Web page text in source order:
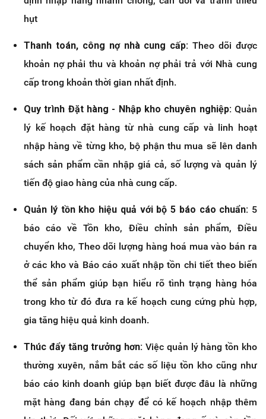
hụt
Thanh toán, công nợ nhà cung cấp:Theo dõi được
khoản nợ phải thu và khoản nợ phải trả với Nhà cung
cấp trong khoản thời gian nhất định.
Quy trình Đặt hàng - Nhập kho chuyên nghiệp: Quản
lý kế hoạch đặt hàng từ nhà cung cấp và linh hoạt
nhập hàng về từng kho, bộ phận thu mua sẽ lên danh
sách sản phẩm cần nhập giá cả, số lượng và quản lý
tiến độ giao hàng của nhà cung cấp.
Quản lý tồn kho hiệu quả với bộ 5 báo cáo chuẩn: 5
báo cáo về Tồn kho, Điều chỉnh sản phẩm, Điều
chuyển kho, Theo dõi lượng hàng hoá mua vào bán ra
ở các kho và Báo cáo xuất nhập tồn chi tiết theo biến
thể sản phẩm giúp bạn hiểu rõ tình trạng hàng hóa
trong kho từ đó đưa ra kế hoạch cung cứng phù hợp,
gia tăng hiệu quả kinh doanh.
Thúc đẩy tăng trưởng hơn: Việc quản lý hàng tồn kho
thường xuyên, nắm bắt các số liệu tồn kho cũng như
báo cáo kinh doanh giúp bạn biết được đâu là những
mặt hàng đang bán chạy để có kế hoạch nhập thêm